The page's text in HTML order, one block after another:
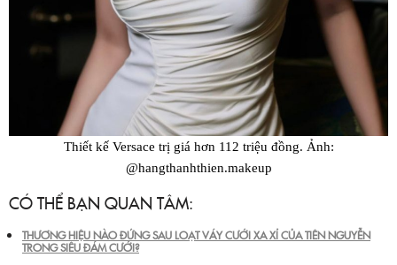
Thiết kế Versace trị giá hơn 112 triệu đồng. Ảnh:
@hangthanhthien.makeup
CÓ THỂ BẠN QUAN TÂM:
THƯƠNG HIỆU NÀO ĐỨNG SAU LOẠT VÁY CƯỚI XA XỈ CỦA TIÊN NGUYỄN
TRONG SIÊU ĐÁM CƯỚI?